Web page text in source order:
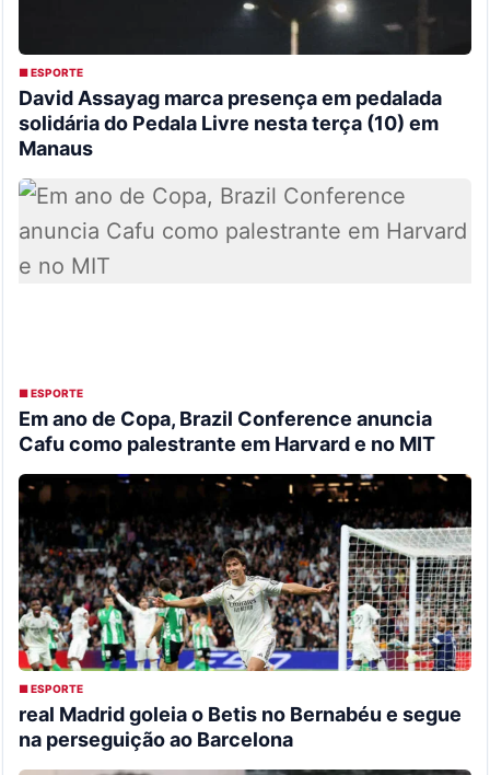
■ ESPORTE
David Assayag marca presença em pedalada
solidária do Pedala Livre nesta terça (10) em
Manaus
■ ESPORTE
Em ano de Copa, Brazil Conference anuncia
Cafu como palestrante em Harvard e no MIT
■ ESPORTE
real Madrid goleia o Betis no Bernabéu e segue
na perseguição ao Barcelona